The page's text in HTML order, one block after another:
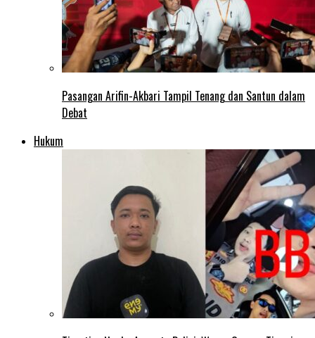
Pasangan Arifin-Akbari Tampil Tenang dan Santun dalam
Debat
Hukum